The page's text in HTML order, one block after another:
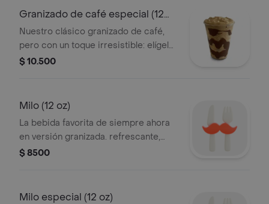
Granizado de café especial (12
oz)
Nuestro clásico granizado de café,
pero con un toque irresistible: elígelo
con salsa de arequipe o salsa de
$ 10.500
Milo (12 oz)
La bebida favorita de siempre ahora
en versión granizada. refrescante,
cremosa y con el inconfundible sabor
$ 8500
Milo especial (12 oz)